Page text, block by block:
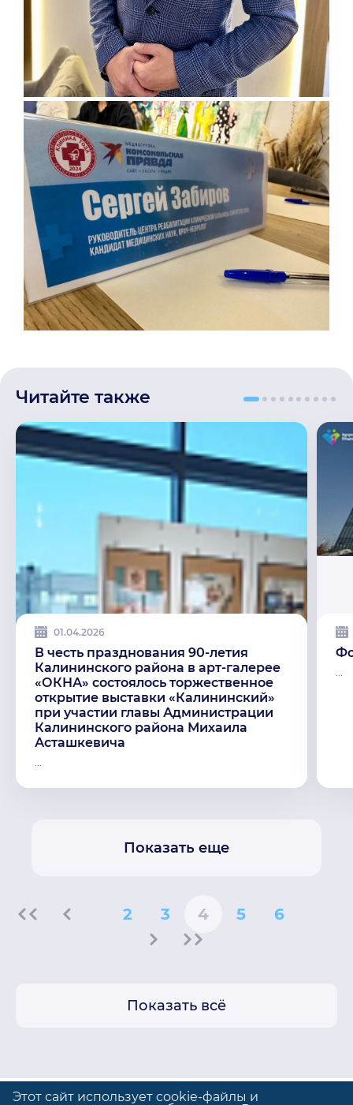
Читайте также
01.04.2026
В честь празднования 90-летия
Калининского района в арт-галерее
«ОКНА» состоялось торжественное
открытие выставки «Калининский»
при участии главы Администрации
Калининского района Михаила
Асташкевича
Показать еще
2 3 4 5 6
Показать всё
Этот сайт использует cookie-файлы и